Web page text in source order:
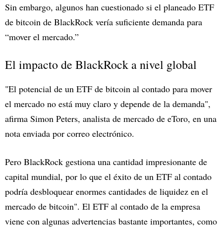
Sin embargo, algunos han cuestionado si el planeado ETF
de bitcoin de BlackRock vería suficiente demanda para
“mover el mercado.”
El impacto de BlackRock a nivel global
"El potencial de un ETF de bitcoin al contado para mover
el mercado no está muy claro y depende de la demanda",
afirma Simon Peters, analista de mercado de eToro, en una
nota enviada por correo electrónico.
Pero BlackRock gestiona una cantidad impresionante de
capital mundial, por lo que el éxito de un ETF al contado
podría desbloquear enormes cantidades de liquidez en el
mercado de bitcoin". El ETF al contado de la empresa
viene con algunas advertencias bastante importantes, como